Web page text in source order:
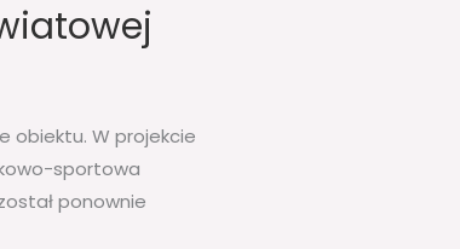
obiektu. W projekcie
sportowa
ponownie